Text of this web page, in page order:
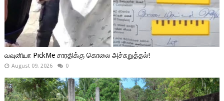
வவுனியா PickMe சாரதிக்கு கொலை அச்சுறுத்தல்!
August 09, 2026 0